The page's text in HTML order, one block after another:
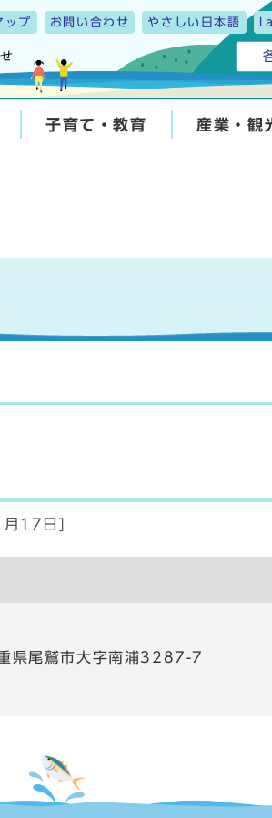
ップ お問い合わせ やさしい日本語
子育て・教育 産業・観
17日]
鷲市大字南浦3287-7